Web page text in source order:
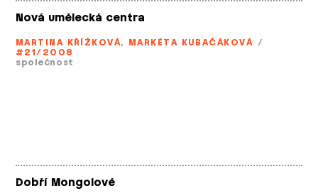
Nová umělecká centra
MARTINA KŘÍŽKOVÁ, MARKÉTA KUBAČÁKOVÁ /
#21/2008
společnost
Dobří Mongolové